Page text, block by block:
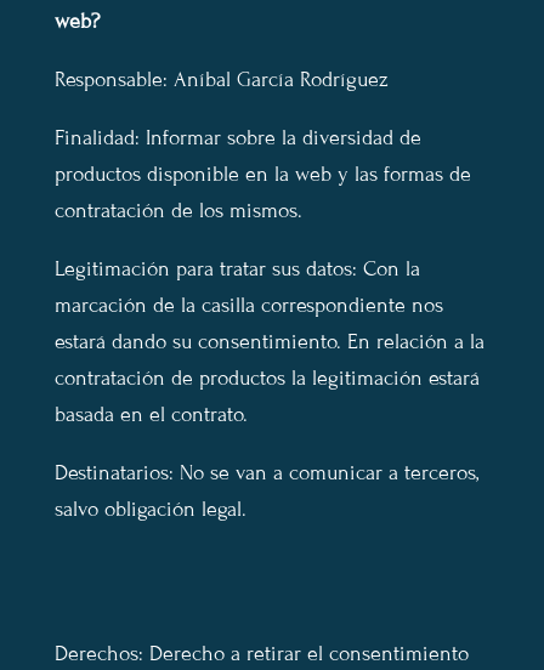
web?
Responsable: Aníbal García Rodríguez
Finalidad: Informar sobre la diversidad de
productos disponible en la web y las formas de
contratación de los mismos.
Legitimación para tratar sus datos: Con la
marcación de la casilla correspondiente nos
estará dando su consentimiento. En relación a la
contratación de productos la legitimación estará
basada en el contrato.
Destinatarios: No se van a comunicar a terceros,
salvo obligación legal.
Derechos: Derecho a retirar el consentimiento